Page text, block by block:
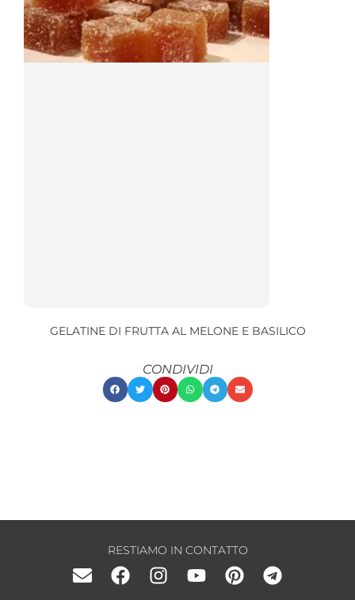
GELATINE DI FRUTTA AL MELONE E BASILICO
CONDIVIDI
RESTIAMO IN CONTATTO
E
n
F
a
I
n
Y
o
P
i
T
e